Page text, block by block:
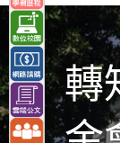
內
容
轉